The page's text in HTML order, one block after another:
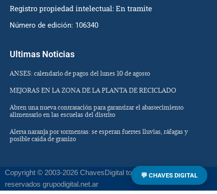
Registro propiedad intelectual: En tramite
Número de edición: 106340
Ultimas Noticias
ANSES: calendario de pagos del lunes 10 de agosto
MEJORAS EN LA ZONA DE LA PLANTA DE RECICLADO
Abren una nueva contratación para garantizar el abastecimiento
alimentario en las escuelas del distrito
Alerta naranja por tormentas: se esperan fuertes lluvias, ráfagas y
posible caída de granizo
Copyright © 2003-2026 ChavesDigital todos los derechos
reservados grupodigital.net.ar
💬 CHAVES DIGITAL